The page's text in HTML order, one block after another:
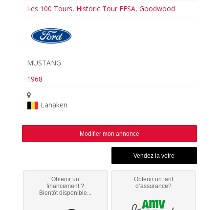
Les 100 Tours, Historic Tour FFSA,Goodwood
MUSTANG
1968
Lanaken
Modifier mon annonce
Obtenir un
financement ?
Bientôt disponible...
Obtenir un tarif
d’assurance?